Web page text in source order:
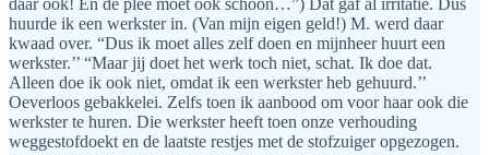
daar ook! En de plee moet ook schoon…”) Dat gaf al irritatie. Dus
huurde ik een werkster in. (Van mijn eigen geld!) M. werd daar
kwaad over. “Dus ik moet alles zelf doen en mijnheer huurt een
werkster.’’ “Maar jij doet het werk toch niet, schat. Ik doe dat.
Alleen doe ik ook niet, omdat ik een werkster heb gehuurd.’’
Oeverloos gebakkelei. Zelfs toen ik aanbood om voor haar ook die
werkster te huren. Die werkster heeft toen onze verhouding
weggestofdoekt en de laatste restjes met de stofzuiger opgezogen.